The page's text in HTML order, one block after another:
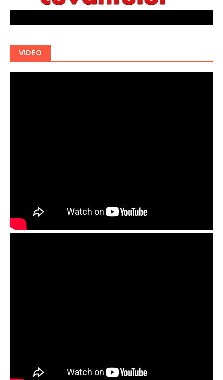
VIDEO